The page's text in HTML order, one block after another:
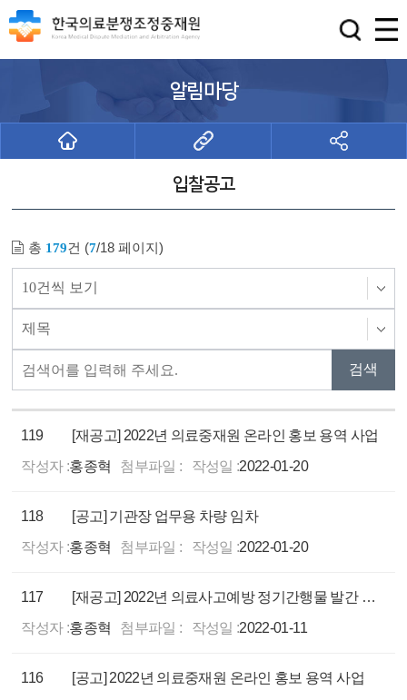
알림마당
입찰공고
총 179건 (7/18 페이지)
119
[재공고] 2022년 의료중재원 온라인 홍보 용역 사업
작성자 :홍종혁 첨부파일 : 작성일 :2022-01-20
118
[공고] 기관장 업무용 차량 임차
작성자 :홍종혁 첨부파일 : 작성일 :2022-01-20
117
[재공고] 2022년 의료사고예방 정기간행물 발간 용역 사업
작성자 :홍종혁 첨부파일 : 작성일 :2022-01-11
116
[공고] 2022년 의료중재원 온라인 홍보 용역 사업